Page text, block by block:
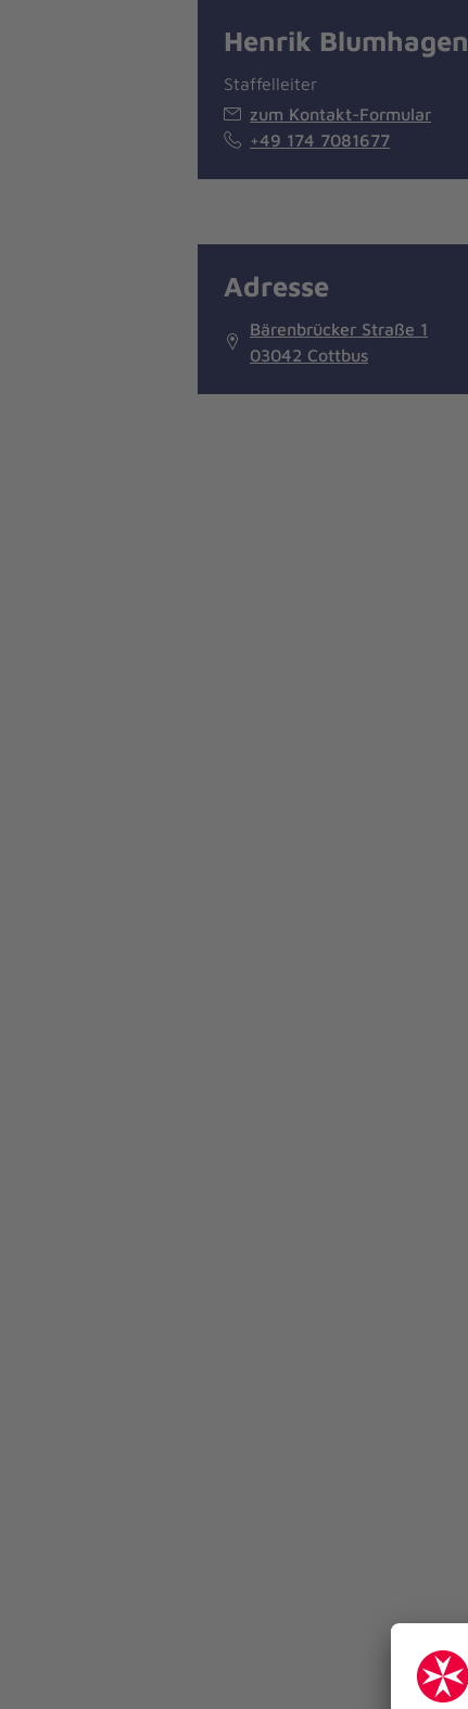
Henrik Blumhagen
Staffelleiter
zum Kontakt-Formular
+49 174 7081677
Adresse
Bärenbrücker Straße 1
03042 Cottbus